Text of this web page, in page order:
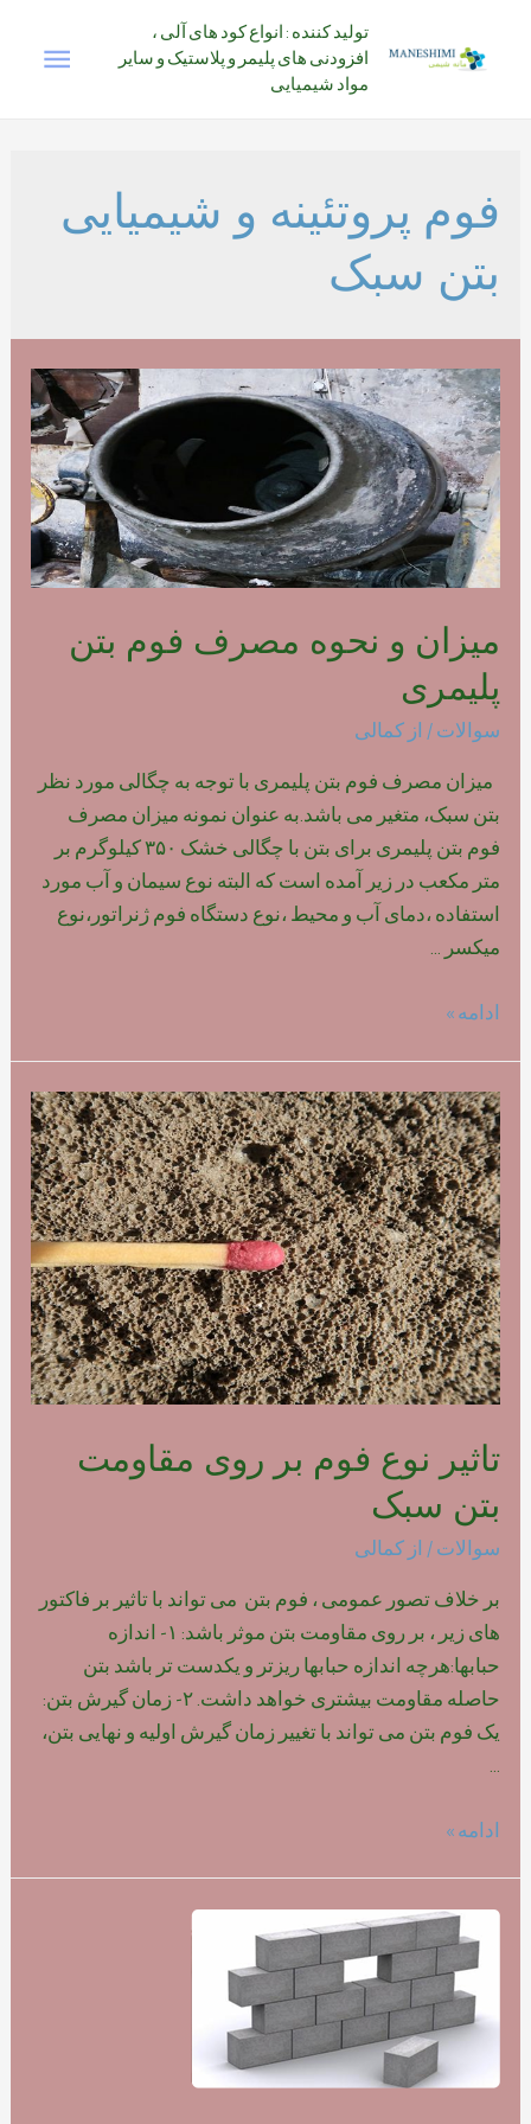
تولید کننده : انواع کود های آلی ،
افزودنی های پلیمر و پلاستیک و سایر
مواد شیمیایی
فوم پروتئینه و شیمیایی
بتن سبک
میزان و نحوه مصرف فوم بتن
پلیمری
سوالات / از کمالی
میزان مصرف فوم بتن پلیمری با توجه به چگالی مورد نظر
بتن سبک، متغیر می باشد.به عنوان نمونه میزان مصرف
فوم بتن پلیمری برای بتن با چگالی خشک ۳۵۰ کیلوگرم بر
متر مکعب در زیر آمده است که البته نوع سیمان و آب مورد
استفاده ،دمای آب و محیط ،نوع دستگاه فوم ژنراتور،نوع
میکسر …
میزان
مصرف
فوم
بتن
پلیمری
ادامه »
تاثیر نوع فوم بر روی مقاومت
بتن سبک
سوالات / از کمالی
بر خلاف تصور عمومی ، فوم بتن می تواند با تاثیر بر فاکتور
های زیر ، بر روی مقاومت بتن موثر باشد: ۱- اندازه
حبابها:هرچه اندازه حبابها ریزتر و یکدست تر باشد بتن
حاصله مقاومت بیشتری خواهد داشت. ۲- زمان گیرش بتن:
یک فوم بتن می تواند با تغییر زمان گیرش اولیه و نهایی بتن،
تاثیر
روی
مقاومت
بتن
ادامه »